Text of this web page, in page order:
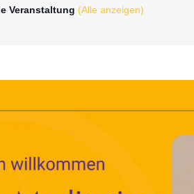
Veranstaltung (Alle anzeigen)